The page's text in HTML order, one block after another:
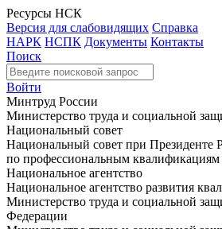
Ресурсы НСК
Версия для слабовидящих Справка
НАРК НСПК Документы Контакты
Поиск
Войти
Минтруд России
Министерство труда и социальной
Национальный совет
Национальный совет при Президенте
по профессиональным квалификациям
Национальное агентство
Национальное агентство развития
Министерство труда и социальной
Федерации